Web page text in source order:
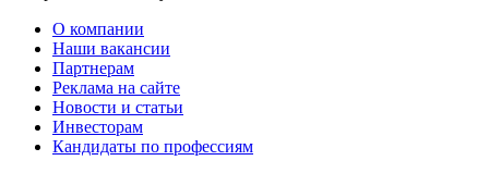
О компании
Наши вакансии
Партнерам
Реклама на сайте
Новости и статьи
Инвесторам
Кандидаты по профессиям